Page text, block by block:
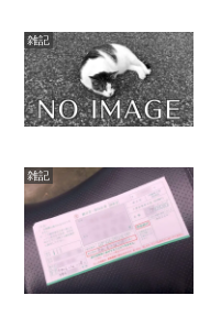
雑記
雑記